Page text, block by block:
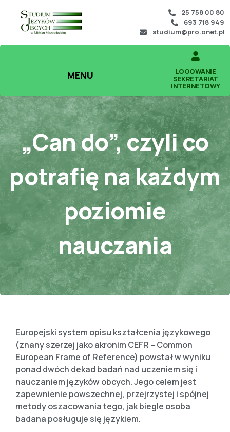
25 758 00 80
693 718 949
studium@pro.onet.pl
MENU LOGOWANIE
SEKRETARIAT
INTERNETOWY
„Can do”, czyli co
potrafię na każdym
poziomie
nauczania
Europejski system opisu kształcenia językowego
(znany szerzej jako akronim CEFR – Common
European Frame of Reference) powstał w wyniku
ponad dwóch dekad badań nad uczeniem się i
nauczaniem języków obcych. Jego celem jest
zapewnienie powszechnej, przejrzystej i spójnej
metody oszacowania tego, jak biegle osoba
badana posługuje się językiem.